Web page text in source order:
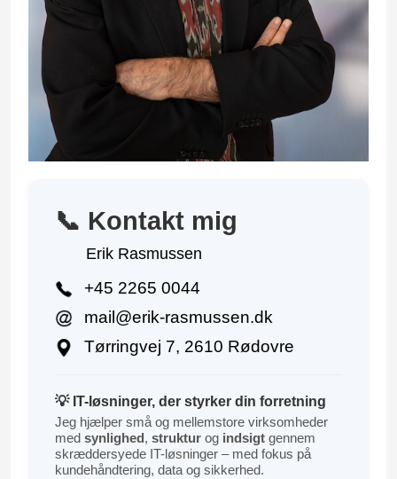
📞 Kontakt mig
Erik Rasmussen
+45 2265 0044
mail@erik-rasmussen.dk
Tørringvej 7, 2610 Rødovre
💡 IT-løsninger, der styrker din forretning
Jeg hjælper små og mellemstore virksomheder
med synlighed, struktur og indsigt gennem
skræddersyede IT-løsninger – med fokus på
kundehåndtering, data og sikkerhed.